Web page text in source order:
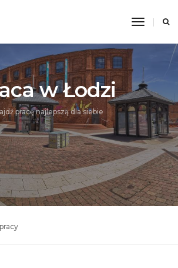
Toggle
w Łodzi
pracę najlepszą dla siebie